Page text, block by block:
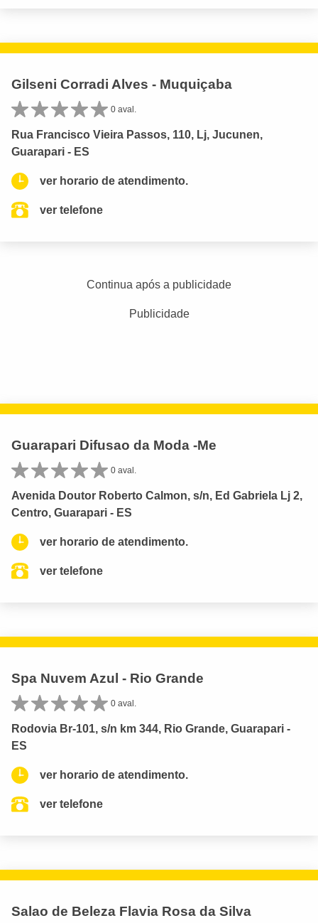
Gilseni Corradi Alves - Muquiçaba
0 aval.
Rua Francisco Vieira Passos, 110, Lj, Jucunen,
Guarapari - ES
ver horario de atendimento.
ver telefone
Continua após a publicidade
Publicidade
Guarapari Difusao da Moda -Me
0 aval.
Avenida Doutor Roberto Calmon, s/n, Ed Gabriela Lj 2,
Centro, Guarapari - ES
ver horario de atendimento.
ver telefone
Spa Nuvem Azul - Rio Grande
0 aval.
Rodovia Br-101, s/n km 344, Rio Grande, Guarapari -
ES
ver horario de atendimento.
ver telefone
Salao de Beleza Flavia Rosa da Silva